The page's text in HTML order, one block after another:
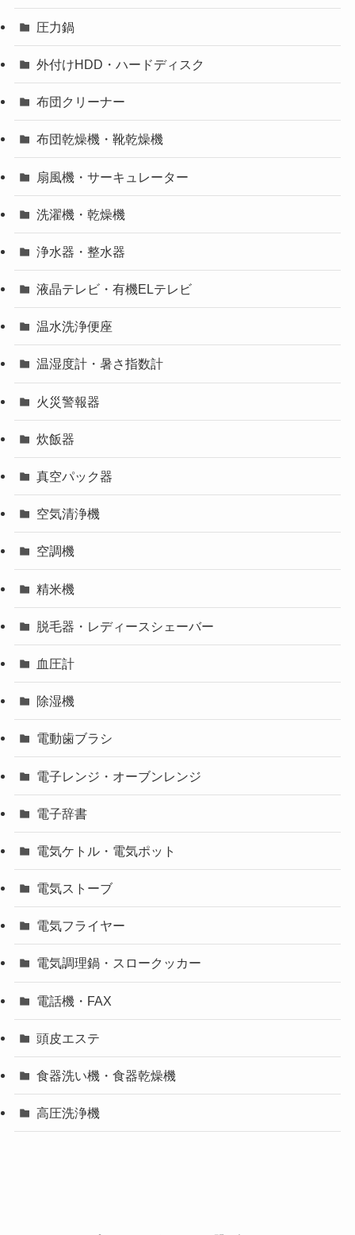
圧力鍋
外付けHDD・ハードディスク
布団クリーナー
布団乾燥機・靴乾燥機
扇風機・サーキュレーター
洗濯機・乾燥機
浄水器・整水器
液晶テレビ・有機ELテレビ
温水洗浄便座
温湿度計・暑さ指数計
火災警報器
炊飯器
真空パック器
空気清浄機
空調機
精米機
脱毛器・レディースシェーバー
血圧計
除湿機
電動歯ブラシ
電子レンジ・オーブンレンジ
電子辞書
電気ケトル・電気ポット
電気ストーブ
電気フライヤー
電気調理鍋・スロークッカー
電話機・FAX
頭皮エステ
食器洗い機・食器乾燥機
高圧洗浄機